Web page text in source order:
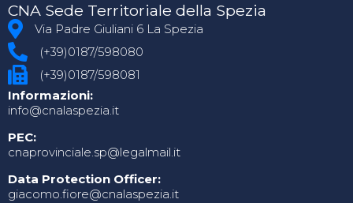
CNA Sede Territoriale della Spezia
Via Padre Giuliani 6 La Spezia
(+39)0187/598080
(+39)0187/598081
Informazioni:
info@cnalaspezia.it
PEC:
cnaprovinciale.sp@legalmail.it
Data Protection Officer:
giacomo.fiore@cnalaspezia.it